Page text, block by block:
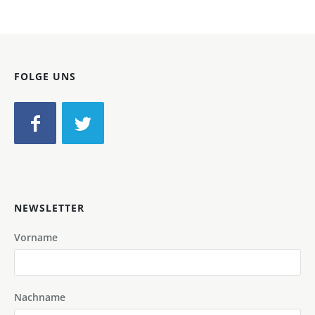
FOLGE UNS
NEWSLETTER
Vorname
Nachname